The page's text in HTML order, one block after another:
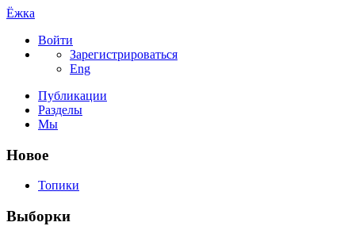
Ёжка
Войти
Зарегистрироваться
Eng
Публикации
Разделы
Мы
Новое
Топики
Выборки